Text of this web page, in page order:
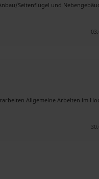
Seitenflügel und
Allgemeine Arbeiten im